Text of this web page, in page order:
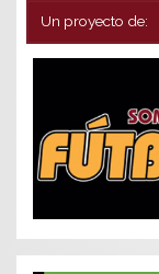
Un proyecto de: